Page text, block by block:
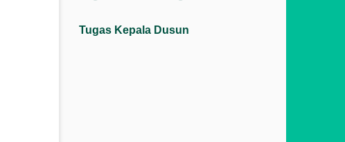
Tugas Kepala Dusun